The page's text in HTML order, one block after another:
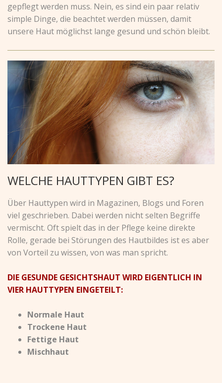
gepflegt werden muss. Nein, es sind ein paar relativ
simple Dinge, die beachtet werden müssen, damit
unsere Haut möglichst lange gesund und schön bleibt.
WELCHE HAUTTYPEN GIBT ES?
Über Hauttypen wird in Magazinen, Blogs und Foren
viel geschrieben. Dabei werden nicht selten Begriffe
vermischt. Oft spielt das in der Pflege keine direkte
Rolle, gerade bei Störungen des Hautbildes ist es aber
von Vorteil zu wissen, von was man spricht.
DIE GESUNDE GESICHTSHAUT WIRD EIGENTLICH IN
VIER HAUTTYPEN EINGETEILT:
Normale Haut
Trockene Haut
Fettige Haut
Mischhaut